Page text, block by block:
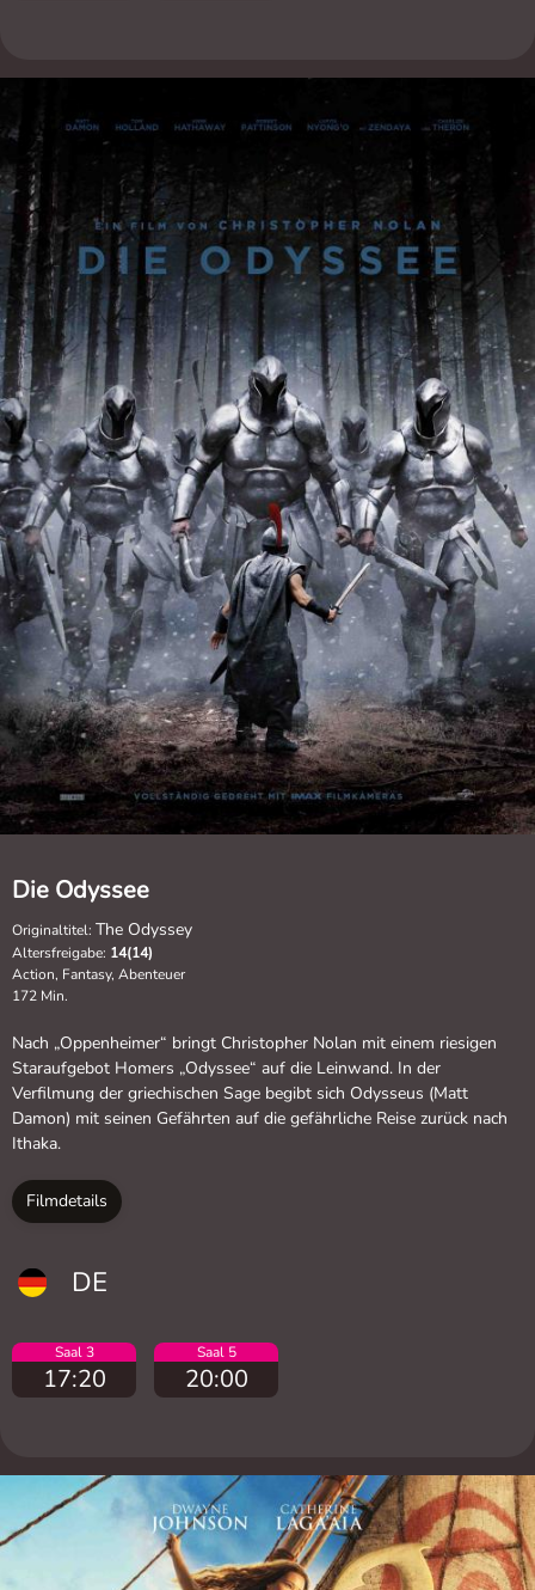
Die Odyssee
Originaltitel: The Odyssey
Altersfreigabe: 14(14)
Action, Fantasy, Abenteuer
172 Min.
Nach „Oppenheimer“ bringt Christopher Nolan mit einem riesigen
Staraufgebot Homers „Odyssee“ auf die Leinwand. In der
Verfilmung der griechischen Sage begibt sich Odysseus (Matt
Damon) mit seinen Gefährten auf die gefährliche Reise zurück nach
Ithaka.
Filmdetails
DE
Saal 3
17:20
Saal 5
20:00